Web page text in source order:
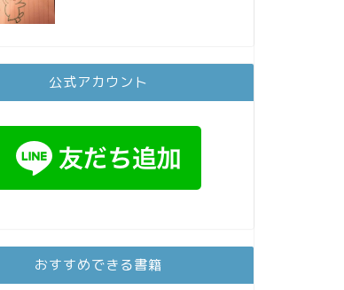
公式アカウント
おすすめできる書籍